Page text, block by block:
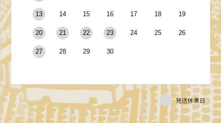
13 14 15 16 17 18 19
20 21 22 23 24 25 26
27 28 29 30
発送休業日